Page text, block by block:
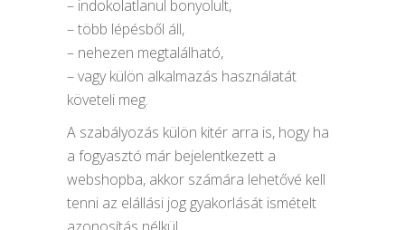
– indokolatlanul bonyolult,
– több lépésből áll,
– nehezen megtalálható,
– vagy külön alkalmazás használatát
követeli meg.
A szabályozás külön kitér arra is, hogy ha
a fogyasztó már bejelentkezett a
webshopba, akkor számára lehetővé kell
tenni az elállási jog gyakorlását ismételt